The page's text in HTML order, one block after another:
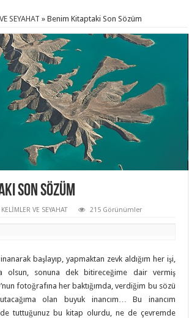
SEYAHAT » Benim Kitaptaki Son Sözüm
Son Sözüm
KELİMLER VE SEYAHAT 215 Görünümler
başlayıp, yapmaktan zevk aldığım her işi,
olsun, sonuna dek bitireceğime dair vermiş
fotoğrafına her baktığımda, verdiğim bu sözü
olan buyuk inancım… Bu inancım
tuttuğunuz bu kitap olurdu, ne de çevremde